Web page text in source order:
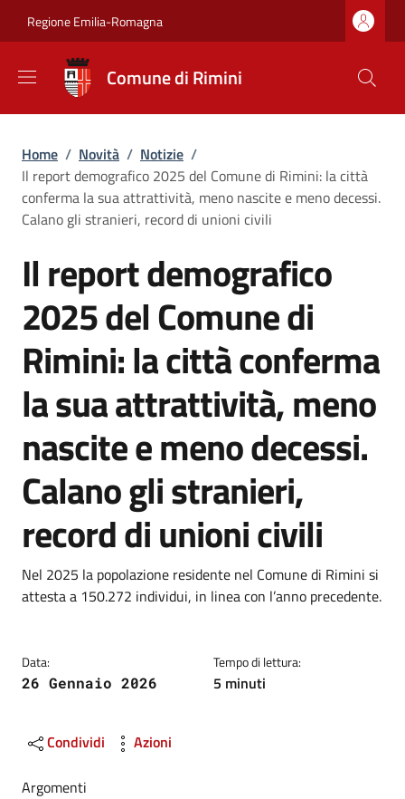
Regione Emilia-Romagna
Comune di Rimini
Briciole di pane
Home / Novità / Notizie /
Il report demografico 2025 del Comune di Rimini: la città
conferma la sua attrattività, meno nascite e meno decessi.
Calano gli stranieri, record di unioni civili
Il report demografico
2025 del Comune di
Rimini: la città conferma
la sua attrattività, meno
nascite e meno decessi.
Calano gli stranieri,
record di unioni civili
Dettagli
Descrizione breve
Nel 2025 la popolazione residente nel Comune di Rimini si
attesta a 150.272 individui, in linea con l’anno precedente.
Data:
26 Gennaio 2026
Tempo di lettura:
5 minuti
Condividi Azioni
Argomenti